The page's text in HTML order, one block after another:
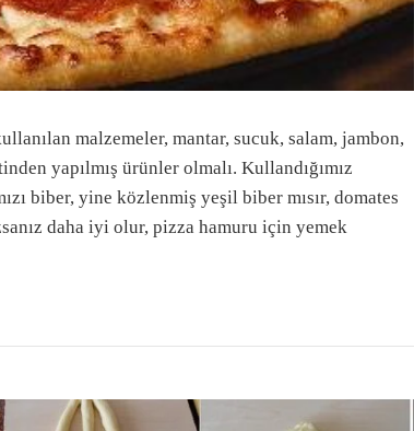
malzemeler, mantar, sucuk, salam, jambon,
yapılmış ürünler olmalı. Kullandığımız
biber, yine közlenmiş yeşil biber mısır, domates
daha iyi olur, pizza hamuru için yemek